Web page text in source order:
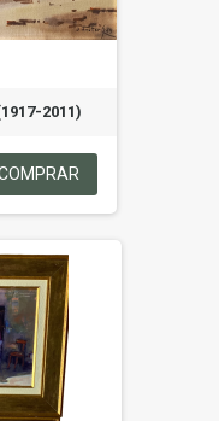
2011)